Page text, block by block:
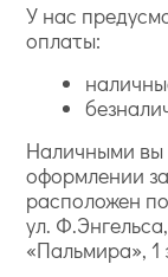
У нас
оплаты:
Наличными вы
оформлении
расположен
ул.
«Пальмира», 1